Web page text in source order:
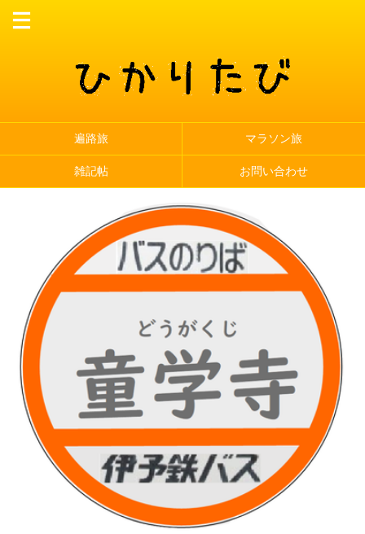
遍路旅 マラソン旅
雑記帖 お問い合わせ